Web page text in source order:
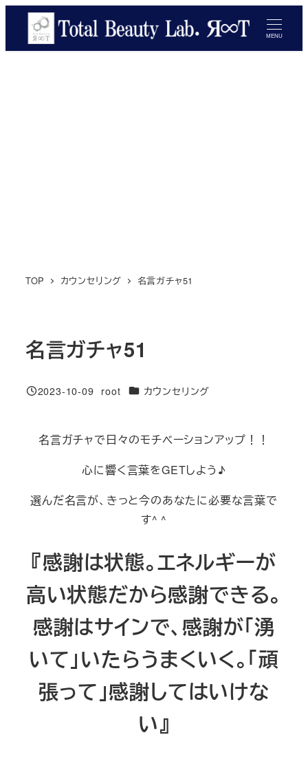
ン
MENU
TOP カウンセリング 名言ガチャ51
名言ガチャ51
投稿日
2023-10-09
著
root カテゴリー
カウンセリング
名言ガチャで日々のモチベーションアップ！！
心に響く言葉をGETしよう♪
選んだ名言が、きっと今のあなたに必要な言葉で
す^ ^
『感謝は状態。エネルギーが
高い状態だから感謝できる。
感謝はサインで、感謝が「湧
いて」いたらうまくいく。「頑
張って」感謝してはいけな
い』